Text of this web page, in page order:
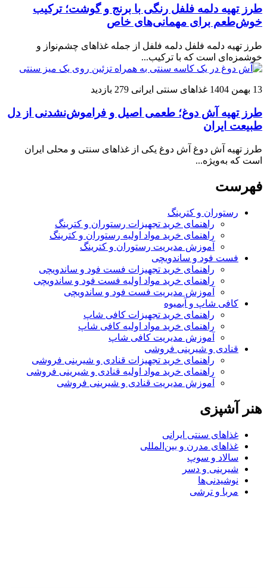
طرز تهیه دلمه فلفل رنگی با برنج و گوشت؛ ترکیب
خوش‌طعم برای مهمانی‌های خاص
طرز تهیه دلمه فلفل دلمه فلفل از جمله غذاهای چشم‌نواز و
خوشمزه‌ای است که با ترکیب...
13 بهمن 1404 غذاهای سنتی ایرانی 279 بازدید
طرز تهیه آش دوغ؛ طعمی اصیل و فراموش‌نشدنی از دل
طبیعت ایران
طرز تهیه آش دوغ آش دوغ یکی از غذاهای سنتی و محلی ایران
است که به‌ویژه...
فهرست
رستوران و کترینگ
راهنمای خرید تجهیزات رستوران و کترینگ
راهنمای خرید مواد اولیه رستوران و کترینگ
آموزش مدیریت رستوران و کترینگ
فست فود و ساندویچی
راهنمای خرید تجهیزات فست فود و ساندویچی
راهنمای خرید مواد اولیه فست فود و ساندویچی
آموزش مدیریت فست فود و ساندویچی
کافی شاپ و آبمیوه
راهنمای خرید تجهیزات کافی شاپ
راهنمای خرید مواد اولیه کافی‌ شاپ‌
آموزش مدیریت کافی شاپ
قنادی و شیرینی فروشی
راهنمای خرید تجهیزات قنادی و شیرینی فروشی
راهنمای خرید مواد اولیه قنادی و شیرینی فروشی
آموزش مدیریت قنادی و شیرینی فروشی
هنر آشپزی
غذاهای سنتی ایرانی
غذاهای مدرن و بین‌المللی
سالاد و سوپ
شیرینی و دسر
نوشیدنی‌ها
مربا و ترشی